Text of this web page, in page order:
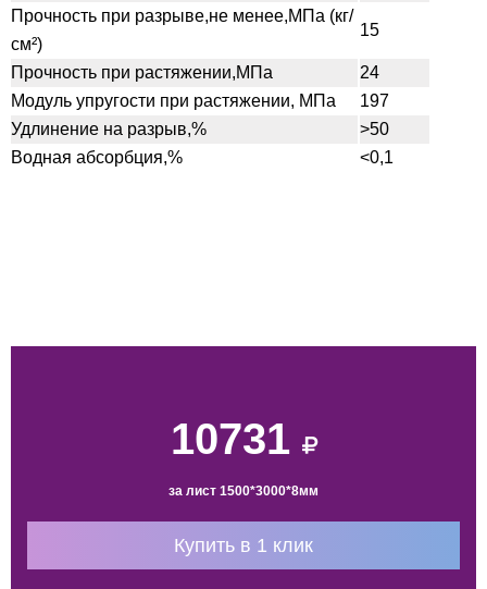
Прочность при разрыве,не менее,МПа (кг/
см²)
15
Прочность при растяжении,МПа
24
Модуль упругости при растяжении, МПа
197
Удлинение на разрыв,%
>50
Водная абсорбция,%
<0,1
10731
за лист 1500*3000*8мм
Купить в 1 клик